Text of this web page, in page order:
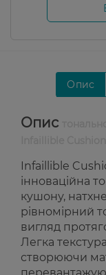
Опис
Опис
Infaillible
інноваційна
кушону,
рівномірний
вигляд
Легка
створюючи